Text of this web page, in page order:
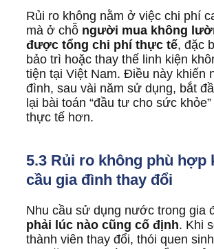
Rủi ro không nằm ở việc chi phí
mà ở chỗ người mua không
được tổng chi phí thực tế, đặc
bảo trì hoặc thay thế linh kiện
tiện tại Việt Nam. Điều này khiến
đình, sau vài năm sử dụng, bắt
lại bài toán “đầu tư cho sức
thực tế hơn.
5.3 Rủi ro không phù hợp
cầu gia đình thay đổi
Nhu cầu sử dụng nước trong gia
phải lúc nào cũng cố định. Khi
thành viên thay đổi, thói quen